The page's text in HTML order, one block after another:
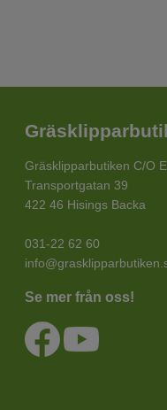
Gräsklipparbutiken C/O
Transportgatan 39
422 46 Hisings Backa
031-22 62 60
Se mer från oss!